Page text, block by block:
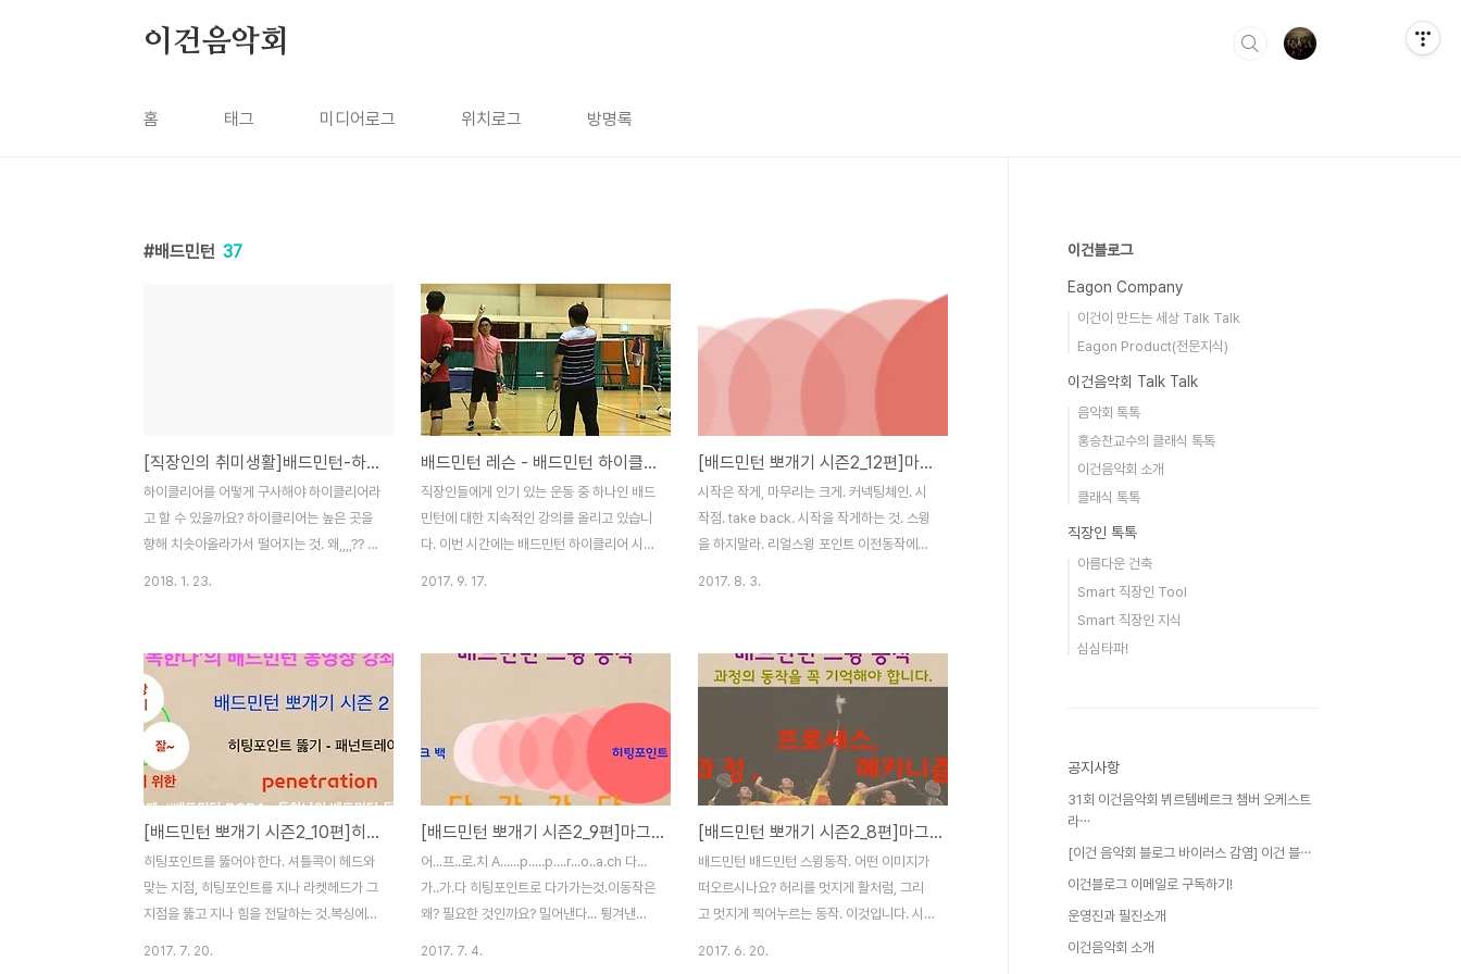
이건음악회
홈 태그 미디어로그 위치로그 방명록
배드민턴 37
[직장인의 취미생활]배드민턴-하이클리어
하이클리어를 어떻게 구사해야 하이클리어라
고 할 수 있을까요? 하이클리어는 높은 곳을
향해 치솟아올라가서 떨어지는 것. 왜,,,,?? 이
떨어질 때의 그 상태와 방법을 가리키는 말.
여기서 중요한 말은 바로 두 단어입니다. ‘급
히 쳐올려진’과 ‘떨어질 때’... 이 중요 두단어
를 가지고 한문장으로 만들면... 급히 쳐올려
지고 떨어지는 것...이것이 하이클리어입니
다. 좀 더 이 단어의 의미를 살펴보면... 급히
쳐 올려진...이 단어가 가장 중요합니다. 급히
올려쳐 진...이란, 여러분들이 하이클리어를
구사할 때 그 각도가 천장을 향하여..
2018. 1. 23.
배드민턴 레슨 - 배드민턴 하이클리어, 정확한 임팩트를 찾는 훈련법 - 멋진 스윙을 합시다!
직장인들에게 인기 있는 운동 중 하나인 배드
민턴에 대한 지속적인 강의를 올리고 있습니
다. 이번 시간에는 배드민턴 하이클리어 시
면서 자세가 불안해지고, 폼도 나지 않으며,
어깨와 관절에 무리가 가서 부상의 위험도 높
아지게 됩니다. 직장인이 하는 취미활동은 실
력 향상도 중요하지만, 운동을 재밌게, 부상
없이, 잘~ 하는 3가지 목표를 가지고 운동하
는 것이 좋습니다. 강의와 참가자 분들의 모
습을 보시면서 여러분도 함께 연습해보시면
히팅포인트를 정확하게 잡는 방법에 대한 느
낌이 오실 것이라고 생각합..
2017. 9. 17.
[배드민턴 뽀개기 시즌2_12편]마그누스하이클리어(Magnus effect)준비동작_take back을 이해한다.
시작은 작게, 마무리는 크게. 커넥팅체인. 시
작점. take back. 시작을 작게하는 것. 스윙
을 하지말라. 리얼스윙 포인트 이전동작에서
한 잘못된 힘이 들어가는 것. 부작용 어깨와
팔꿈치 부상 강한파워를 만들어 낼수 없음 강
하고 큰 테이크백 동작은 히팅포인트를 놓치
게 되므로 파워를 만들어낼수 없죠.그로인해
테이크백에서 더힘을 줍니다. 하지만 또 파워
는 못 만들어내죠. 그럼 또 더한 힘을 주죠. 이
런 악순환의 반복으로 우리 몸은 망가지게 됩
니다. 그래서 소프트한 take back이 필요
간결한 스윙동작 take back 준비자세에서
..
2017. 8. 3.
[배드민턴 뽀개기 시즌2_10편]히팅포인트 뚫기 - penetration
히팅포인트를 뚫어야 한다. 셔틀콕이 헤드와
맞는 지점, 히팅포인트를 지나 라켓헤드가 그
지점을 뚫고 지나 힘을 전달하는 것.복싱에서
2017. 7. 20.
[배드민턴 뽀개기 시즌2_9편]마그누스하이클리어(Magnus effect)어프로치를 이해한다.
어...프..로.치 A......p.....p....r...o..a.ch 다...
가..가.다 히팅포인트로 다가가는것.이동작은
왜? 필요한 것인까요? 밀어낸다... 튕겨낸다...
2017. 7. 4.
[배드민턴 뽀개기 시즌2_8편]마그누스하이클리어(Magnus effect_번외편
배드민턴 배드민턴 스윙동작. 어떤 이미지가
떠오르시나요? 허리를 멋지게 활처럼, 그리
고 멋지게 찍어누르는 동작. 이것입니다. 시
2017. 6. 20.
이건블로그
Eagon Company
이건이 만드는 세상 Talk Talk
Eagon Product(전문지식)
이건음악회 Talk Talk
음악회 톡톡
홍승찬교수의 클래식 톡톡
이건음악회 소개
클래식 톡톡
직장인 톡톡
아름다운 건축
Smart 직장인 Tool
Smart 직장인 지식
심심타파!
공지사항
31회 이건음악회 뷔르템베르크 챔버 오케스트
라⋯
[이건 음악회 블로그 바이러스 감염] 이건 블⋯
이건블로그 이메일로 구독하기!
운영진과 필진소개
이건음악회 소개